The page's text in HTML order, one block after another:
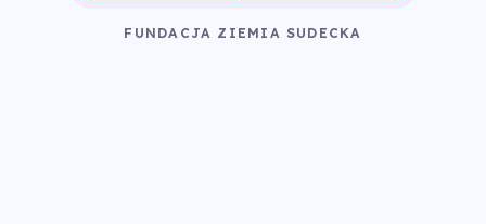
FUNDACJA ZIEMIA SUDECKA